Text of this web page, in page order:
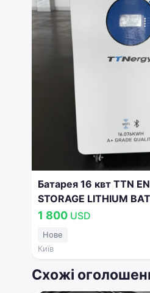
Батарея 16 квт TTN ENERGY
STORAGE LITHIUM
WYLD51.2V314AH
1 800 USD
Нове
Київ
Схожі